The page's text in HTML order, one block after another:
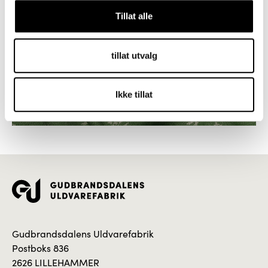
Tillat alle
tillat utvalg
Ikke tillat
Gudbrandsdalens Uldvarefabrik
Postboks 836
2626 LILLEHAMMER